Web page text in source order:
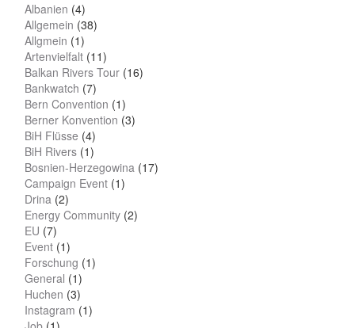
Albanien (4)
Allgemein (38)
Allgmein (1)
Artenvielfalt (11)
Balkan Rivers Tour (16)
Bankwatch (7)
Bern Convention (1)
Berner Konvention (3)
BiH Flüsse (4)
BiH Rivers (1)
Bosnien-Herzegowina (17)
Campaign Event (1)
Drina (2)
Energy Community (2)
EU (7)
Event (1)
Forschung (1)
General (1)
Huchen (3)
Instagram (1)